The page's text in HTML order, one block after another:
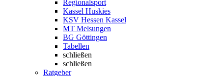
Regionalsport
Kassel Huskies
KSV Hessen Kassel
MT Melsungen
BG Göttingen
Tabellen
schließen
schließen
Ratgeber